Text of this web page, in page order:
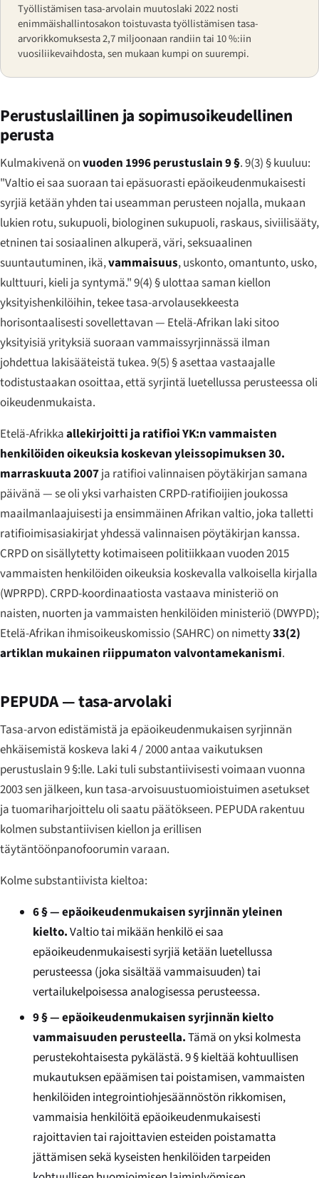
Työllistämisen tasa-arvolain muutoslaki 2022 nosti
enimmäishallintosakon toistuvasta työllistämisen tasa-
arvorikkomuksesta 2,7 miljoonaan randiin tai 10 %:iin
vuosiliikevaihdosta, sen mukaan kumpi on suurempi.
Perustuslaillinen ja sopimusoikeudellinen
perusta
Kulmakivenä onvuoden 1996 perustuslain 9 §. 9(3) § kuuluu:
"Valtio ei saa suoraan tai epäsuorasti epäoikeudenmukaisesti
syrjiä ketään yhden tai useamman perusteen nojalla, mukaan
lukien rotu, sukupuoli, biologinen sukupuoli, raskaus, siviilisääty,
etninen tai sosiaalinen alkuperä, väri, seksuaalinen
suuntautuminen, ikä,vammaisuus, uskonto, omantunto, usko,
kulttuuri, kieli ja syntymä." 9(4) § ulottaa saman kiellon
yksityishenkilöihin, tekee tasa-arvolausekkeesta
horisontaalisesti sovellettavan — Etelä-Afrikan laki sitoo
yksityisiä yrityksiä suoraan vammaissyrjinnässä ilman
johdettua lakisääteistä tukea. 9(5) § asettaa vastaajalle
todistustaakan osoittaa, että syrjintä luetellussa perusteessa oli
oikeudenmukaista.
Etelä-Afrikkaallekirjoitti ja ratifioi YK:n vammaisten
henkilöiden oikeuksia koskevan yleissopimuksen 30.
marraskuuta 2007ja ratifioi valinnaisen pöytäkirjan samana
päivänä — se oli yksi varhaisten CRPD-ratifioijien joukossa
maailmanlaajuisesti ja ensimmäinen Afrikan valtio, joka talletti
ratifioimisasiakirjat yhdessä valinnaisen pöytäkirjan kanssa.
CRPD on sisällytetty kotimaiseen politiikkaan vuoden 2015
vammaisten henkilöiden oikeuksia koskevalla valkoisella kirjalla
(WPRPD). CRPD-koordinaatiosta vastaava ministeriö on
naisten, nuorten ja vammaisten henkilöiden ministeriö (DWYPD);
Etelä-Afrikan ihmisoikeuskomissio (SAHRC) on nimetty33(2)
artiklan mukainen riippumaton valvontamekanismi.
PEPUDA — tasa-arvolaki
Tasa-arvon edistämistä ja epäoikeudenmukaisen syrjinnän
ehkäisemistä koskeva laki 4 / 2000 antaa vaikutuksen
perustuslain 9 §:lle. Laki tuli substantiivisesti voimaan vuonna
2003 sen jälkeen, kun tasa-arvoisuustuomioistuimen asetukset
ja tuomariharjoittelu oli saatu päätökseen. PEPUDA rakentuu
kolmen substantiivisen kiellon ja erillisen
täytäntöönpanofoorumin varaan.
Kolme substantiivista kieltoa:
6 § — epäoikeudenmukaisen syrjinnän yleinen
kielto.Valtio tai mikään henkilö ei saa
epäoikeudenmukaisesti syrjiä ketään luetellussa
perusteessa (joka sisältää vammaisuuden) tai
vertailukelpoisessa analogisessa perusteessa.
9 § — epäoikeudenmukaisen syrjinnän kielto
vammaisuuden perusteella.Tämä on yksi kolmesta
perustekohtaisesta pykälästä. 9 § kieltää kohtuullisen
mukautuksen epäämisen tai poistamisen, vammaisten
henkilöiden integrointiohjesäännöstön rikkomisen,
vammaisia henkilöitä epäoikeudenmukaisesti
rajoittavien tai rajoittavien esteiden poistamatta
jättämisen sekä kyseisten henkilöiden tarpeiden